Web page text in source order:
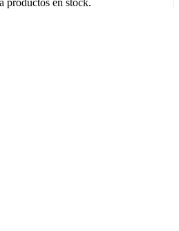
productos en stock.